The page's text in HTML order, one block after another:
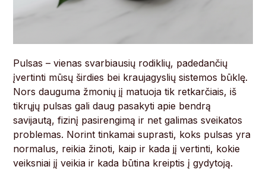
Pulsas – vienas svarbiausių rodiklių, padedančių
įvertinti mūsų širdies bei kraujagyslių sistemos būklę.
Nors dauguma žmonių jį matuoja tik retkarčiais, iš
tikrųjų pulsas gali daug pasakyti apie bendrą
savijautą, fizinį pasirengimą ir net galimas sveikatos
problemas. Norint tinkamai suprasti, koks pulsas yra
normalus, reikia žinoti, kaip ir kada jį vertinti, kokie
veiksniai jį veikia ir kada būtina kreiptis į gydytoją.